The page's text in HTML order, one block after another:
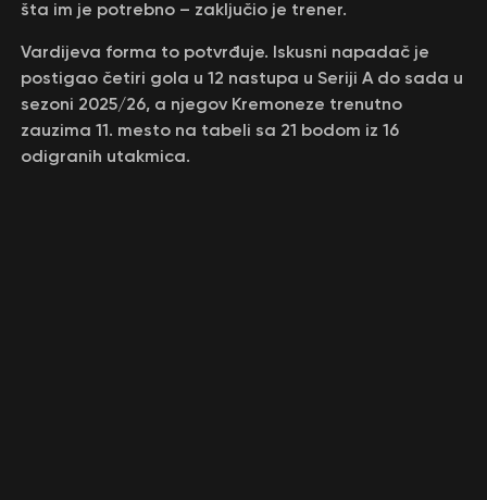
šta im je potrebno – zaključio je trener.
Vardijeva forma to potvrđuje. Iskusni napadač je
postigao četiri gola u 12 nastupa u Seriji A do sada u
sezoni 2025/26, a njegov Кremoneze trenutno
zauzima 11. mesto na tabeli sa 21 bodom iz 16
odigranih utakmica.